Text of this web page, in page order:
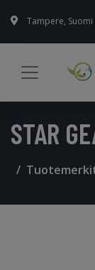
Tampere, Suomi
STAR